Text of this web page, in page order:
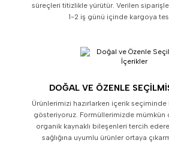
süreçleri titizlikle yürütür. Verilen siparişler
1-2 iş günü içinde kargoya
DOĞAL VE ÖZENLE
Ürünlerimizi hazırlarken içerik
gösteriyoruz. Formüllerimizde
organik kaynaklı bileşenleri tercih
sağlığına uyumlu ürünler ortaya